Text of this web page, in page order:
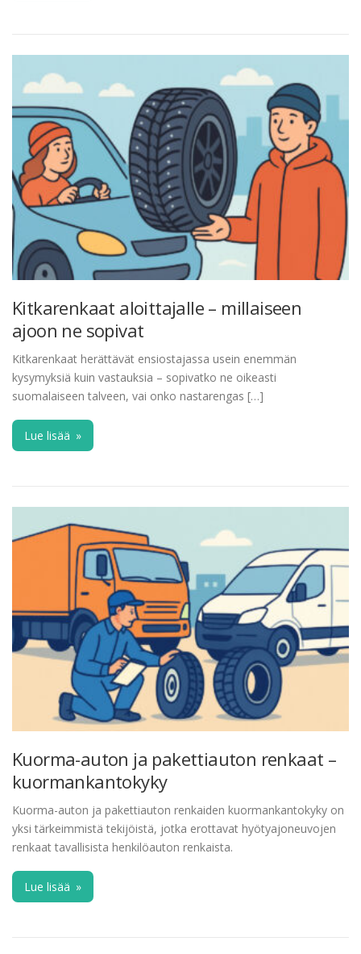
Kitkarenkaat aloittajalle – millaiseen
ajoon ne sopivat
Kitkarenkaat herättävät ensiostajassa usein enemmän
kysymyksiä kuin vastauksia – sopivatko ne oikeasti
suomalaiseen talveen, vai onko nastarengas […]
Lue lisää »
Kuorma-auton ja pakettiauton renkaat –
kuormankantokyky
Kuorma-auton ja pakettiauton renkaiden kuormankantokyky on
yksi tärkeimmistä tekijöistä, jotka erottavat hyötyajoneuvojen
renkaat tavallisista henkilöauton renkaista.
Lue lisää »